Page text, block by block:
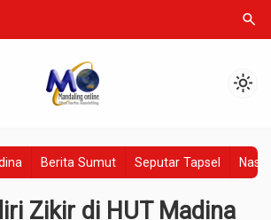
search
light_mode
Berita Sumut Seputar Tapsel
Zikir di HUT Madina